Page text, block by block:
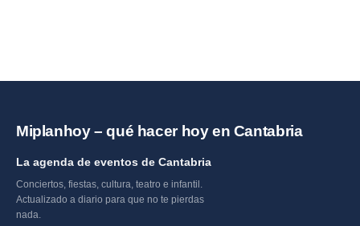
Miplanhoy – qué hacer hoy en Cantabria
La agenda de eventos de Cantabria
Conciertos, fiestas, cultura, teatro e infantil.
Actualizado a diario para que no te pierdas
nada.